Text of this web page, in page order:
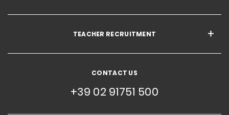
TEACHER RECRUITMENT
CONTACT US
+39 02 91751 500